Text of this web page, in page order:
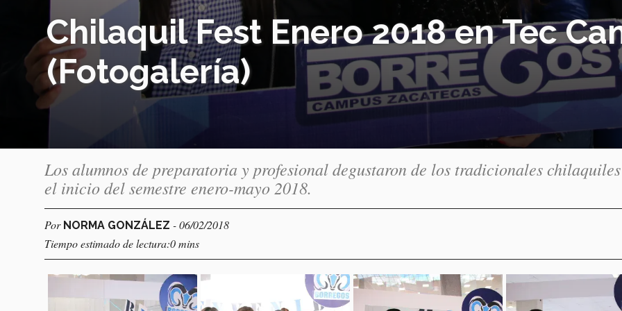
Chilaquil Fest Enero 2018 en Tec
(Fotogalería)
Los alumnos de preparatoria y profesional degustaron de los tradicionales
el inicio del semestre enero-mayo 2018.
Por NORMA GONZÁLEZ - 06/02/2018
Tiempo estimado de lectura:0 mins